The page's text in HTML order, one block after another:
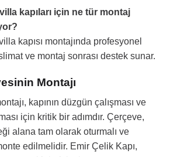
kapıları için ne tür montaj
kapısı montajında profesyonel
ve montaj sonrası destek sunar.
Montajı
kapının düzgün çalışması ve
için kritik bir adımdır. Çerçeve,
alana tam olarak oturmalı ve
edilmelidir. Emir Çelik Kapı,